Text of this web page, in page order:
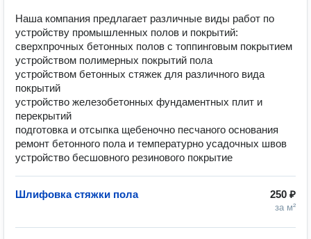
Наша компания предлагает различные виды работ по
устройству промышленных полов и покрытий:
сверхпрочных бетонных полов с топпинговым покрытием
устройством полимерных покрытий пола
устройством бетонных стяжек для различного вида
покрытий
устройство железобетонных фундаментных плит и
перекрытий
подготовка и отсыпка щебеночно песчаного основания
ремонт бетонного пола и температурно усадочных швов
устройство бесшовного резинового покрытие
250 ₽
за м²
Шлифовка стяжки пола